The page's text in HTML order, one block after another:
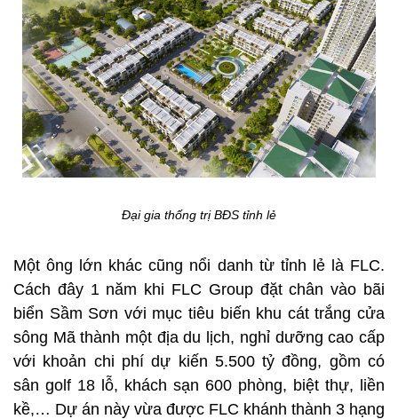
Đại gia thống trị BĐS tỉnh lẻ
Một ông lớn khác cũng nổi danh từ tỉnh lẻ là FLC.
Cách đây 1 năm khi FLC Group đặt chân vào bãi
biển Sầm Sơn với mục tiêu biến khu cát trắng cửa
sông Mã thành một địa du lịch, nghỉ dưỡng cao cấp
với khoản chi phí dự kiến 5.500 tỷ đồng, gồm có
sân golf 18 lỗ, khách sạn 600 phòng, biệt thự, liền
kề,… Dự án này vừa được FLC khánh thành 3 hạng